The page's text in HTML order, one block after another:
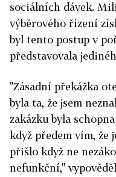
sociálních dávek.
výběrového řízení
byl tento postup v
představovala
"Zásadní překážka
byla ta, že jsem
zakázku byla
když předem vím, že
přišlo když ne
nefunkční,"